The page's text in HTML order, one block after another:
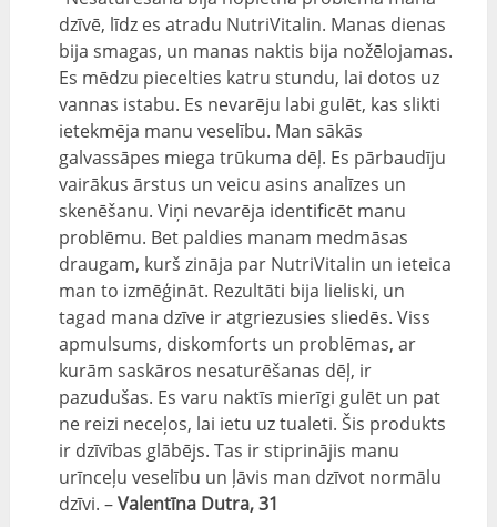
dzīvē, līdz es atradu NutriVitalin. Manas dienas
bija smagas, un manas naktis bija nožēlojamas.
Es mēdzu piecelties katru stundu, lai dotos uz
vannas istabu. Es nevarēju labi gulēt, kas slikti
ietekmēja manu veselību. Man sākās
galvassāpes miega trūkuma dēļ. Es pārbaudīju
vairākus ārstus un veicu asins analīzes un
skenēšanu. Viņi nevarēja identificēt manu
problēmu. Bet paldies manam medmāsas
draugam, kurš zināja par NutriVitalin un ieteica
man to izmēģināt. Rezultāti bija lieliski, un
tagad mana dzīve ir atgriezusies sliedēs. Viss
apmulsums, diskomforts un problēmas, ar
kurām saskāros nesaturēšanas dēļ, ir
pazudušas. Es varu naktīs mierīgi gulēt un pat
ne reizi neceļos, lai ietu uz tualeti. Šis produkts
ir dzīvības glābējs. Tas ir stiprinājis manu
urīnceļu veselību un ļāvis man dzīvot normālu
dzīvi. –Valentīna Dutra, 31